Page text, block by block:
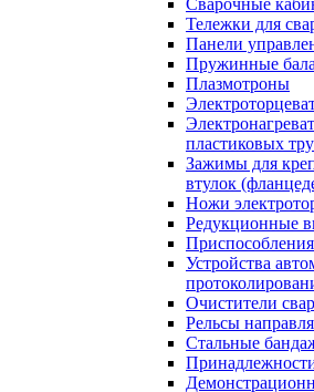
Сварочные
Тележки для
Панели
Пружинные
Плазмотроны
пластиковых
Зажимы для
втулок
Ножи
Редукционные
Устройства
Очистители
Рельсы
Стальные